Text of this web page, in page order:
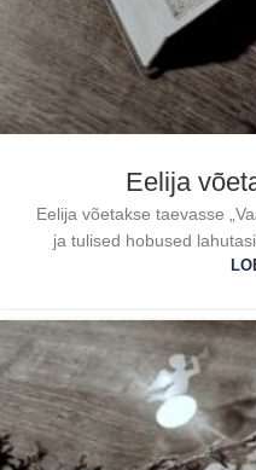
Eelija
Eelija võetakse taevasse
ja tulised hobused